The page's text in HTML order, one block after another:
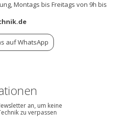
Montags bis Freitags von 9h bis
auf WhatsApp
an, um keine
zu verpassen